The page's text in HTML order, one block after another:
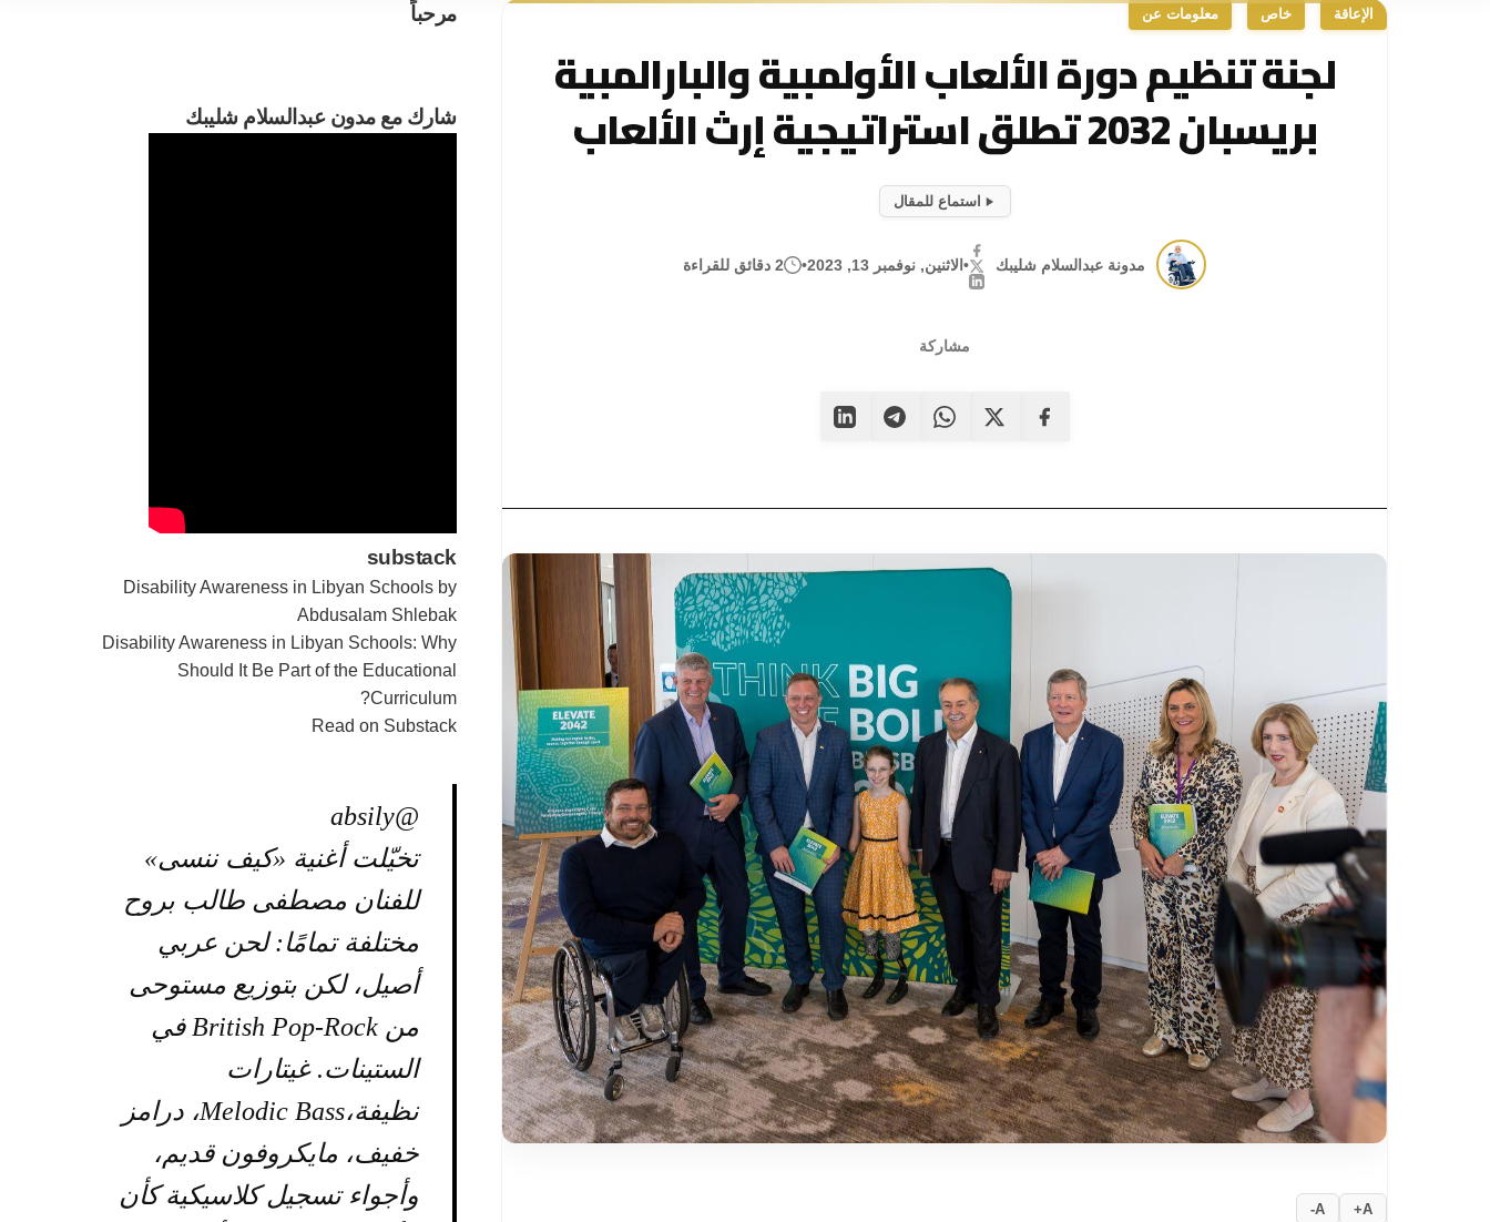
الإعاقة خاص معلومات عن
لجنة تنظيم دورة الألعاب الأولمبية والبارالمبية
بريسبان 2032 تطلق استراتيجية إرث الألعاب
استماع للمقال
مدونة عبدالسلام شليبك •الاثنين, نوفمبر 13, 2023 • 2 دقائق للقراءة
مشاركة
A+
A-
مرحباً
شارك مع مدون عبدالسلام شليبك
substack
Disability Awareness in Libyan Schools by
Abdusalam Shlebak
Disability Awareness in Libyan Schools: Why
Should It Be Part of the Educational
Curriculum?
Read on Substack
@absily
تخيّلت أغنية «كيف ننسى»
للفنان مصطفى طالب بروح
مختلفة تمامًا: لحن عربي
أصيل، لكن بتوزيع مستوحى
من British Pop-Rock في
الستينات. غيتارات
نظيفة،Melodic Bass، درامز
خفيف، مايكروفون قديم،
وأجواء تسجيل كلاسيكية كأن